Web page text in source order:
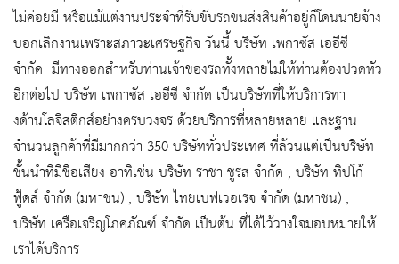
ไม่ค่อยมี หรือแม้แต่งานประจำที่รับขับรถขนส่งสินค้าอยู่ก็โดนนายจ้าง
บอกเลิกงานเพราะสภาวะเศรษฐกิจ วันนี้ บริษัท เพกาซัส เออีซี
จำกัด มีทางออกสำหรับท่านเจ้าของรถทั้งหลายไม่ให้ท่านต้องปวดหัว
อีกต่อไป บริษัท เพกาซัส เออีซี จำกัด เป็นบริษัทที่ให้บริการทา
งด้านโลจิสติกส์อย่างครบวงจร ด้วยบริการที่หลายหลาย และฐาน
จำนวนลูกค้าที่มีมากกว่า 350 บริษัททั่วประเทศ ที่ล้วนแต่เป็นบริษัท
ชั้นนำที่มีชื่อเสียง อาทิเช่น บริษัท ราชา ชูรส จำกัด , บริษัท ทิปโก้
ฟู้ดส์ จำกัด (มหาชน) , บริษัท ไทยเบฟเวอเรจ จำกัด (มหาชน) ,
บริษัท เครือเจริญโภคภัณฑ์ จำกัด เป็นต้น ที่ได้ไว้วางใจมอบหมายให้
เราได้บริการ